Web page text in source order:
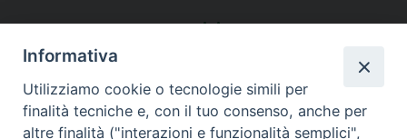
seguici su
Informativa
Utilizziamo cookie o tecnologie simili per
finalità tecniche e, con il tuo consenso, anche per
altre finalità ("interazioni e funzionalità semplici",